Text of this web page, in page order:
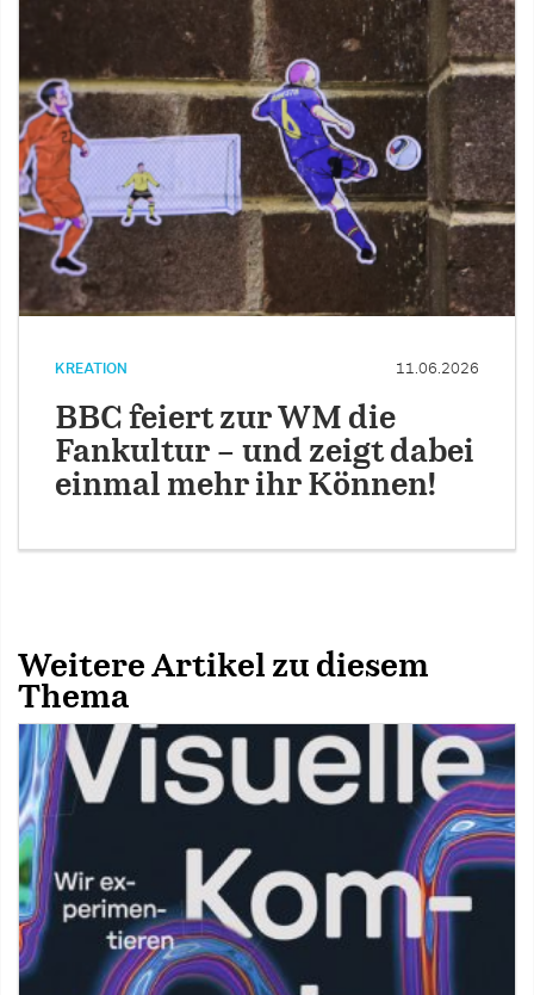
KREATION 11.06.2026
BBC feiert zur WM die
Fankultur – und zeigt dabei
einmal mehr ihr Können!
Weitere Artikel zu diesem
Thema